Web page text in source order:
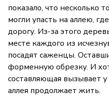
показало, что несколько
могли упасть на аллею,
дорогу. Из-за этого
месте каждого из
посадят саженцы.
форменную обрезку. И
составляющая вызывает
аллея продолжает жить.